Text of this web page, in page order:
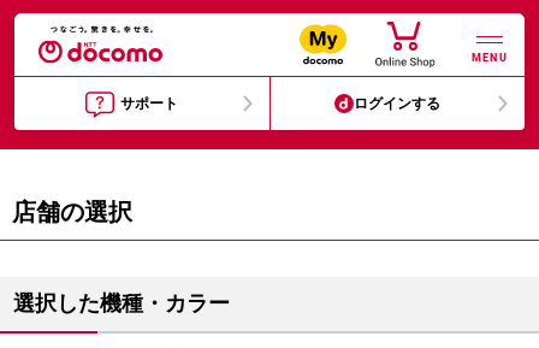
MENU
サポート ログインする
店舗の選択
選択した機種・カラー